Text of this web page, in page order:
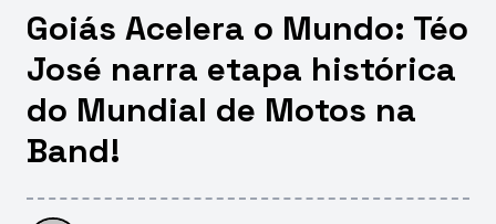
Goiás Acelera o Mundo: Téo
José narra etapa histórica
do Mundial de Motos na
Band!